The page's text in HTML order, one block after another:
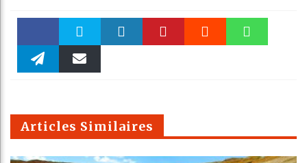
Faceboo Twitter
m
Articles Similaires